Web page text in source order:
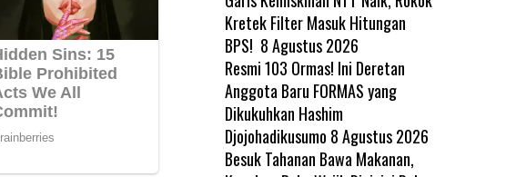
Kretek Filter Masuk Hitungan
BPS! 8 Agustus 2026
Resmi 103 Ormas! Ini Deretan
Anggota Baru FORMAS yang
Dikukuhkan Hashim
Djojohadikusumo 8 Agustus 2026
Besuk Tahanan Bawa Makanan,